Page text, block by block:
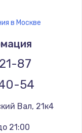
в Москве
87
54
Вал, 21к4
21:00